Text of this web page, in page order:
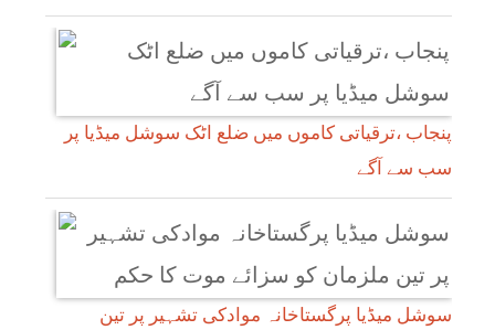
پنجاب ،ترقیاتی کاموں میں ضلع اٹک سوشل میڈیا پر
سب سے آگے
سوشل میڈیا پرگستاخانہ موادکی تشہیر پر تین